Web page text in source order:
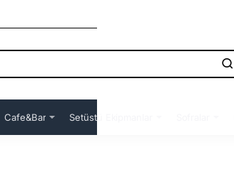
Cafe&Bar Setüstü Ekipmanlar